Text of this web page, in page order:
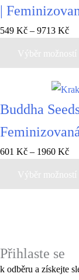
|
549 Kč – 9713 Kč
Výběr možností
Buddha
601 Kč – 1960 Kč
Výběr možností
Přihlaste se
k odběru a získejte